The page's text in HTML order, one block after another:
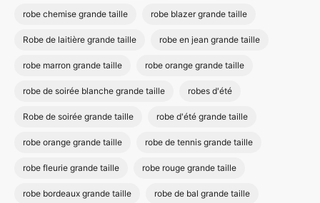
robe chemise grande taille robe blazer grande taille
Robe de laitière grande taille robe en jean grande taille
robe marron grande taille robe orange grande taille
robe de soirée blanche grande taille robes d'été
Robe de soirée grande taille robe d'été grande taille
robe orange grande taille robe de tennis grande taille
robe fleurie grande taille robe rouge grande taille
robe bordeaux grande taille robe de bal grande taille